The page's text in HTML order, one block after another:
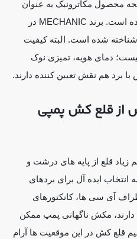
محصول مکاترونیک به عنوان
سیم قلع کش مکانیک معرفی شده است. برند MECHANIC در
شناخته شده است. البته کیفیت
دمای هویه، تمیزی نوک
برد هم نقش تعیین کننده دارند.
از قلع کش پمپی
قلع از پایه های درشت و
ایده آل برای بردهای
آی سی ها، کانکتورهای
مکش ناگهانی پمپ ممکن
قلع کش در این موقعیت ها آرام